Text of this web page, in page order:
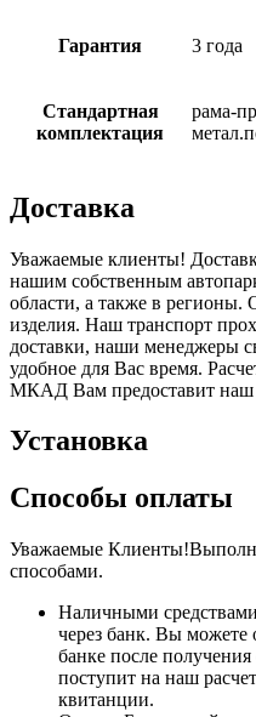
Гарантия 3 года
Стандартная
комплектация
рама-
Доставка
Уважаемые клиенты!
нашим собственным
области, а также в регионы.
изделия. Наш транспорт
доставки, наши менеджеры
удобное для Вас время.
МКАД Вам предоставит наш
Установка
Способы оплаты
Уважаемые
способами.
Наличными
через банк. Вы можете
банке после
поступит на наш
квитанции.